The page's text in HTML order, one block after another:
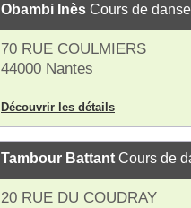
Obambi Inès Cours de danse
70 RUE COULMIERS
44000 Nantes
Découvrir les détails
Tambour Battant Cours de
20 RUE DU COUDRAY